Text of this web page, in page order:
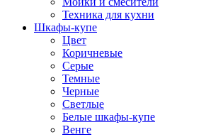
Техника для кухни
Шкафы-купе
Цвет
Коричневые
Серые
Темные
Черные
Светлые
Белые шкафы-купе
Венге